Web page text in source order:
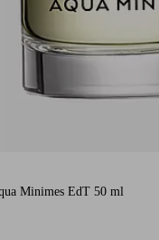
Minimes EdT 50 ml